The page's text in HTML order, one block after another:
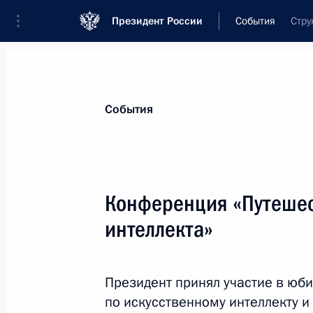
Президент России События
Новости
21 ноября 2025 года, пятница
21 ноября 2025 года, 20:30 Москва, Кремль
События
Конференция
интеллекта»
Президент принял участие в
по искусственному